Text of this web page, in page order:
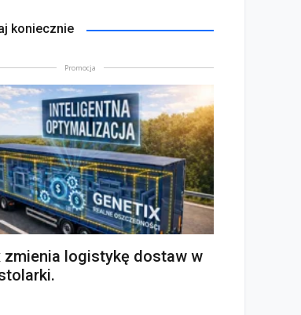
koniecznie
Promocja
zmienia logistykę dostaw w